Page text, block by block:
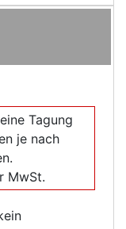
Tagung
je nach
MwSt.